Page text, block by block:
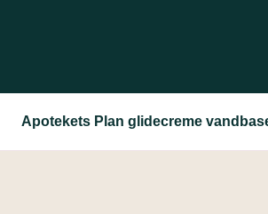
Apotekets Plan glidecreme